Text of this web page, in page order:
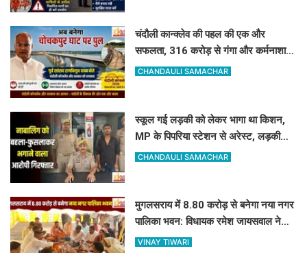
चंदौली कान्क्लेव की पहल की एक और
सफलता, 316 करोड़ से गंगा और कर्मनाशा
नदी पर बनेंगे 2 नए पुल
CHANDAULI SAMACHAR
स्कूल गई लड़की को लेकर भागा था किशन,
MP के पिपरिया स्टेशन से अरेस्ट, लड़की
सकुशल बरामद
CHANDAULI SAMACHAR
मुगलसराय में 8.80 करोड़ से बनेगा नया नगर
पालिका भवन: विधायक रमेश जायसवाल ने
किया भूमि पूजन
VINAY TIWARI